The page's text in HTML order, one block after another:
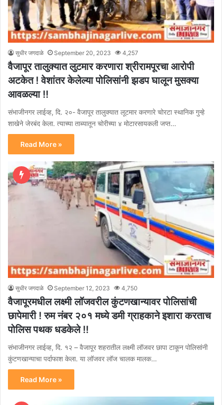
सुधीर जगदाळे September 20, 2023 4,257
वैजापूर तालुक्यात लुटमार करणारा श्रीरामपूरचा आरोपी
अटकेत ! वेशांतर केलेल्या पोलिसांनी झडप घालून मुसक्या
आवळल्या !!
संभाजीनगर लाईव्ह, दि. २०- वैजापूर तालुक्यात लूटमार करणारे चोरटा स्थानिक गुन्हे
शाखेने जेरबंद केला. त्याच्या ताब्यातून चोरीच्या ४ मोटारसायकली जप्त…
Read More »
सुधीर जगदाळे September 12, 2023 4,750
वैजापूरमधील लक्ष्मी लॉजवरील कुंटणखान्यावर पोलिसांची
छापेमारी ! रुम नंबर २०१ मध्ये डमी ग्राहकाने इशारा करताच
पोलिस पथक धडकेले !!
संभाजीनगर लाईव्ह, दि. १२ – वैजापूर शहरातील लक्ष्मी लॉजवर छापा टाकून पोलिसांनी
कुंटणखान्याचा पर्दाफाश केला. या लॉजवर लॉज चालक मालक…
Read More »